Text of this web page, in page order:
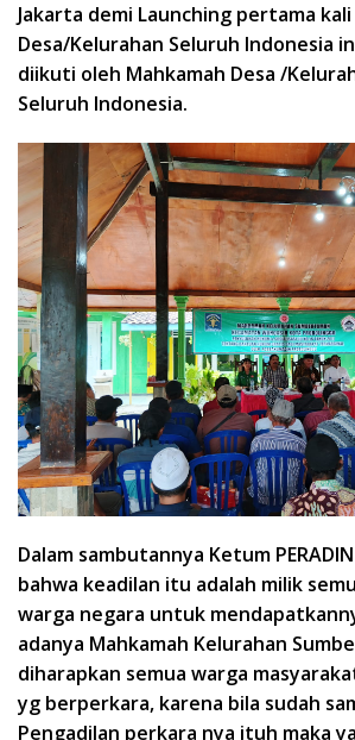
Jakarta demi Launching pertama
Desa/Kelurahan Seluruh Indonesia
diikuti oleh Mahkamah Desa /
Seluruh Indonesia.
Dalam sambutannya Ketum
bahwa keadilan itu adalah milik
warga negara untuk
adanya Mahkamah Kelurahan
diharapkan semua warga
yg berperkara, karena bila sudah
Pengadilan perkara nya ituh maka